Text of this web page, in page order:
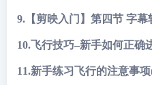
9.【剪映入门】第四节 字幕
10.飞行技巧–新手如何正确
11.新手练习飞行的注意事